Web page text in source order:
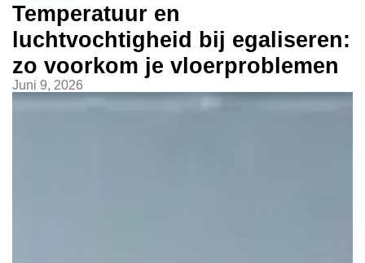
Temperatuur en
luchtvochtigheid bij egaliseren:
zo voorkom je vloerproblemen
Juni 9, 2026